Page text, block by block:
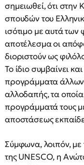
σημειωθεί, ότι
σπουδών του
ισότιμο με αυτά
αποτέλεσμα οι
διοριστούν ως
Το ίδιο συμβαίνει
προγράμματα άλλων
αλλοδαπής, τα
προγράμματά τους
αποστάσεως
Σύμφωνα, λοιπόν, με
της UNESCO, η